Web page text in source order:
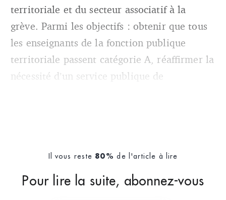
territoriale et du secteur associatif à la
grève. Parmi les objectifs : obtenir que tous
les enseignants de la fonction publique
territoriale passent catégorie A, réaffirmer la
nécessité d’un service publique de
Il vous reste 80% de l'article à lire
Pour lire la suite, abonnez-vous